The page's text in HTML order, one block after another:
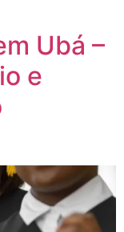
Ubá –
e